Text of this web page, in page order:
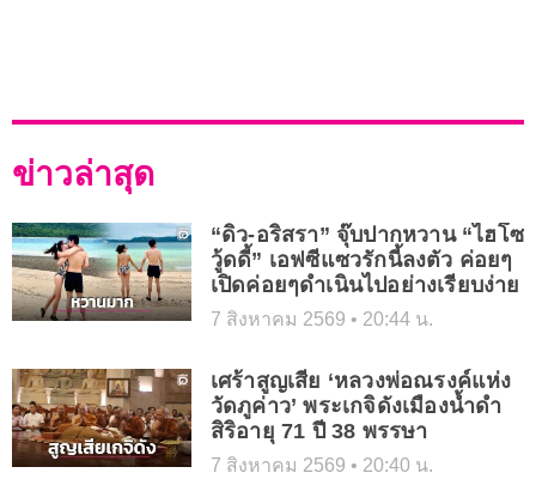
ข่าวล่าสุด
“ดิว-อริสรา” จุ๊บปากหวาน “ไฮโซ
วู้ดดี้” เอฟซีแซวรักนี้ลงตัว ค่อยๆ
เปิดค่อยๆดำเนินไปอย่างเรียบง่าย
7 สิงหาคม 2569 20:44 น.
เศร้าสูญเสีย ‘หลวงพ่อณรงค์แห่ง
วัดภูค่าว’ พระเกจิดังเมืองน้ำดำ
สิริอายุ 71 ปี 38 พรรษา
7 สิงหาคม 2569 20:40 น.